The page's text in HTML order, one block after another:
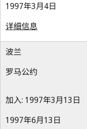
1997年3月4日
详细信息
波兰
罗马公约
加入: 1997年3月13日
1997年6月13日